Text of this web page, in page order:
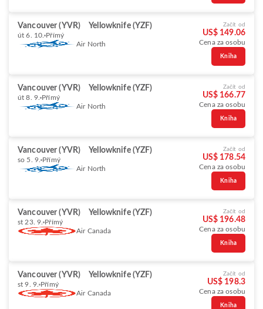
Vancouver (YVR) Yellowknife (YZF)
út 6. 10. Přímý
Air North
Začít od
US$ 149.06
Cena za osobu
Kniha
Vancouver (YVR) Yellowknife (YZF)
út 8. 9. Přímý
Air North
Začít od
US$ 166.77
Cena za osobu
Kniha
Vancouver (YVR) Yellowknife (YZF)
so 5. 9. Přímý
Air North
Začít od
US$ 178.54
Cena za osobu
Kniha
Vancouver (YVR) Yellowknife (YZF)
st 23. 9. Přímý
Air Canada
Začít od
US$ 196.48
Cena za osobu
Kniha
Vancouver (YVR) Yellowknife (YZF)
st 9. 9. Přímý
Air Canada
Začít od
US$ 198.3
Cena za osobu
Kniha